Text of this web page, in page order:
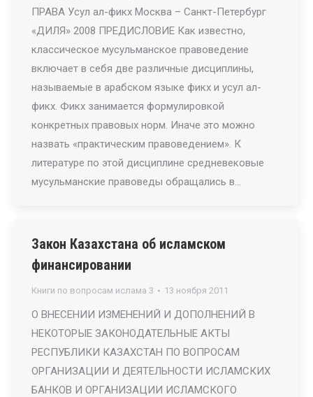
ПРАВА Усул ал-фикх Москва – Санкт-Петербург
«ДИЛЯ» 2008 ПРЕДИСЛОВИЕ Как известно,
классическое мусульманское правоведение
включает в себя две различные дисциплины,
называемые в арабском языке фикх и усул ал-
фикх. Фикх занимается формулировкой
конкретных правовых норм. Иначе это можно
назвать «практическим правоведением». К
литературе по этой дисциплине средневековые
мусульманские правоведы обращались в…
Закон Казахстана об исламском
финансировании
Книги по вопросам ислама 3 13 ноября 2011
О ВНЕСЕНИИ ИЗМЕНЕНИЙ И ДОПОЛНЕНИЙ В
НЕКОТОРЫЕ ЗАКОНОДАТЕЛЬНЫЕ АКТЫ
РЕСПУБЛИКИ КАЗАХСТАН ПО ВОПРОСАМ
ОРГАНИЗАЦИИ И ДЕЯТЕЛЬНОСТИ ИСЛАМСКИХ
БАНКОВ И ОРГАНИЗАЦИИ ИСЛАМСКОГО